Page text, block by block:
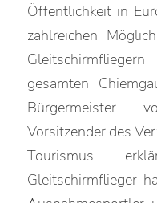
Öffentlichkeit in
zahlreichen
gesamten
Bürgermeister
Vorsitzender des
Tourismus
Gleitschirmflieger